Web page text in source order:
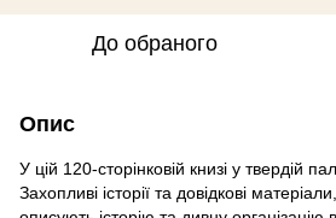
До обраного
Опис
У цій 120-сторінковій книзі у твердій
Захопливі історії та довідкові